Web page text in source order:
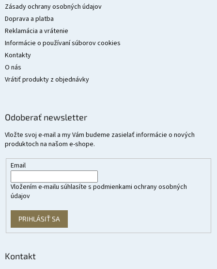
Zásady ochrany osobných údajov
Doprava a platba
Reklamácia a vrátenie
Informácie o používaní súborov cookies
Kontakty
O nás
Vrátiť produkty z objednávky
Odoberať newsletter
Vložte svoj e-mail a my Vám budeme zasielať informácie o nových
produktoch na našom e-shope.
Email
Vložením e-mailu súhlasíte s podmienkami ochrany osobných
údajov
PRIHLÁSIŤ SA
Kontakt